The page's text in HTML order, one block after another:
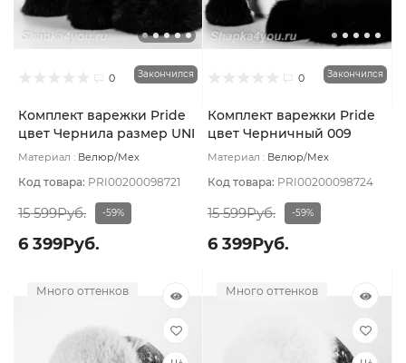
0 Закончился
Комплект варежки Pride
цвет Чернила размер UNI
Материал : Велюр/Мех
Код товара: PRI00200098721
15 599Руб. -59%
6 399Руб.
0 Закончился
Комплект варежки Pride
цвет Черничный 009
размер UNI
Материал : Велюр/Мех
Код товара: PRI00200098724
15 599Руб. -59%
6 399Руб.
Много оттенков Много оттенков